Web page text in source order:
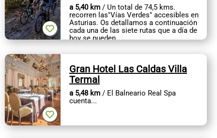
a 5,40 km / Un total de 74,5 kms.
recorren las"Vías Verdes" accesibles en
Asturias. Os detallamos a continuación
cada una de las siete rutas que a día de
hoy se pueden...
Gran Hotel Las Caldas Villa
Termal
a 5,48 km / El Balneario Real Spa
cuenta...